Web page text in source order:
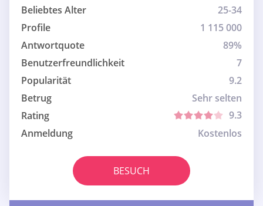
Beliebtes Alter
25-34
Profile
1 115 000
Antwortquote
89%
Benutzerfreundlichkeit
7
Popularität
9.2
Betrug
Sehr selten
Rating
9.3
Anmeldung
Kostenlos
BESUCH